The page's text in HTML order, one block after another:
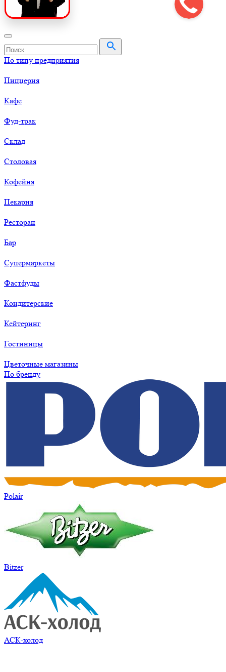
По типу предприятия
Пиццерия
Кафе
Фуд-трак
Склад
Столовая
Кофейня
Пекарня
Ресторан
Бар
Супермаркеты
Фастфуды
Кондитерские
Кейтеринг
Гостиницы
Цветочные магазины
По бренду
Polair
Bitzer
АСК-холод